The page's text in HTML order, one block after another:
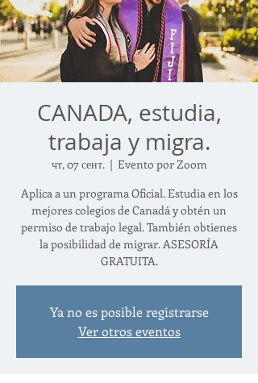
CANADA, estudia,
trabaja y migra.
чт, 07 сент.
  |
Evento por Zoom
Aplica a un programa Oficial. Estudia en los
mejores colegios de Canadá y obtén un
permiso de trabajo legal. También obtienes
la posibilidad de migrar. ASESORÍA
GRATUITA.
Ya no es posible registrarse
Ver otros eventos